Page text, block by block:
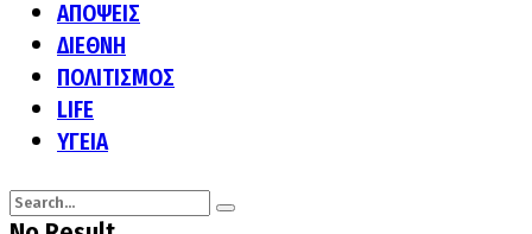
ΑΠΟΨΕΙΣ
ΔΙΕΘΝΗ
ΠΟΛΙΤΙΣΜΟΣ
LIFE
ΥΓΕΙΑ